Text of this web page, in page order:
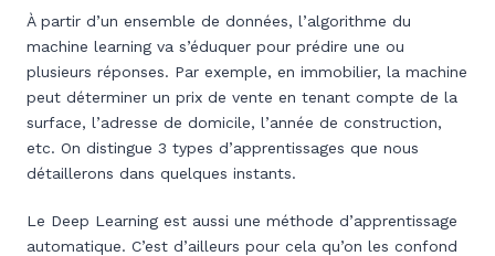
À partir d’un ensemble de données, l’algorithme du
machine learning va s’éduquer pour prédire une ou
plusieurs réponses. Par exemple, en immobilier, la machine
peut déterminer un prix de vente en tenant compte de la
surface, l’adresse de domicile, l’année de construction,
etc. On distingue 3 types d’apprentissages que nous
détaillerons dans quelques instants.
Le Deep Learning est aussi une méthode d’apprentissage
automatique. C’est d’ailleurs pour cela qu’on les confond